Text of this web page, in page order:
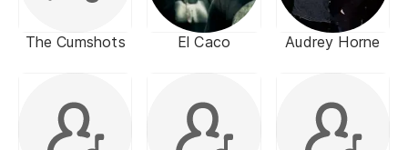
The Cumshots El Caco Audrey Horne